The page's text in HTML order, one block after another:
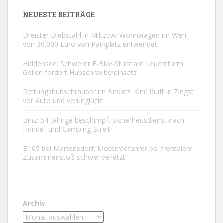
NEUESTE BEITRÄGE
Dreister Diebstahl in Miltzow: Wohnwagen im Wert
von 30.000 Euro von Parkplatz entwendet
Hiddensee: Schwerer E-Bike-Sturz am Leuchtturm
Gellen fordert Hubschraubereinsatz
Rettungshubschrauber im Einsatz: Kind läuft in Zingst
vor Auto und verunglückt
Binz: 54-Jährige beschimpft Sicherheitsdienst nach
Hunde- und Camping-Streit
B105 bei Martensdorf: Motorradfahrer bei frontalem
Zusammenstoß schwer verletzt
Archiv